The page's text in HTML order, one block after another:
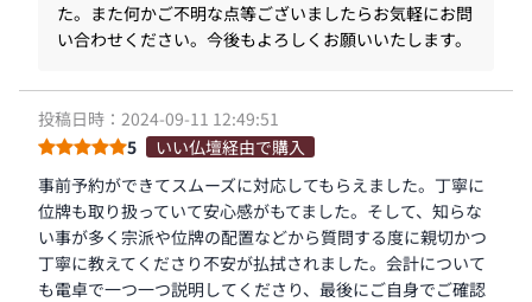
た。また何かご不明な点等ございましたらお気軽にお問
い合わせください。今後もよろしくお願いいたします。
投稿日時：2024-09-11 12:49:51
5
いい仏壇経由で購入
事前予約ができてスムーズに対応してもらえました。丁寧に
位牌も取り扱っていて安心感がもてました。そして、知らな
い事が多く宗派や位牌の配置などから質問する度に親切かつ
丁寧に教えてくださり不安が払拭されました。会計について
も電卓で一つ一つ説明してくださり、最後にご自身でご確認